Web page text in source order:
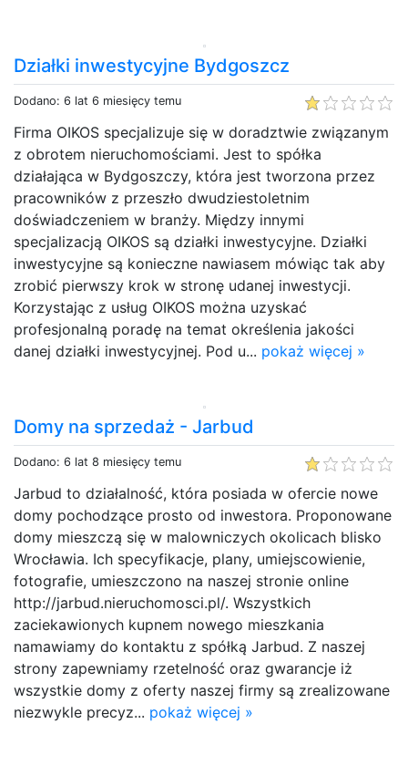
Działki inwestycyjne Bydgoszcz
Dodano: 6 lat 6 miesięcy temu
Firma OIKOS specjalizuje się w doradztwie związanym
z obrotem nieruchomościami. Jest to spółka
działająca w Bydgoszczy, która jest tworzona przez
pracowników z przeszło dwudziestoletnim
doświadczeniem w branży. Między innymi
specjalizacją OIKOS są działki inwestycyjne. Działki
inwestycyjne są konieczne nawiasem mówiąc tak aby
zrobić pierwszy krok w stronę udanej inwestycji.
Korzystając z usług OIKOS można uzyskać
profesjonalną poradę na temat określenia jakości
danej działki inwestycyjnej. Pod u... pokaż więcej »
Domy na sprzedaż - Jarbud
Dodano: 6 lat 8 miesięcy temu
Jarbud to działalność, która posiada w ofercie nowe
domy pochodzące prosto od inwestora. Proponowane
domy mieszczą się w malowniczych okolicach blisko
Wrocławia. Ich specyfikacje, plany, umiejscowienie,
fotografie, umieszczono na naszej stronie online
http://jarbud.nieruchomosci.pl/. Wszystkich
zaciekawionych kupnem nowego mieszkania
namawiamy do kontaktu z spółką Jarbud. Z naszej
strony zapewniamy rzetelność oraz gwarancje iż
wszystkie domy z oferty naszej firmy są zrealizowane
niezwykle precyz... pokaż więcej »